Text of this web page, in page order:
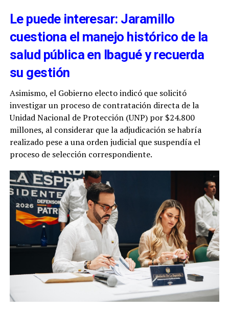
Le puede interesar: Jaramillo
cuestiona el manejo histórico de la
salud pública en Ibagué y recuerda
su gestión
Asimismo, el Gobierno electo indicó que solicitó
investigar un proceso de contratación directa de la
Unidad Nacional de Protección (UNP) por $24.800
millones, al considerar que la adjudicación se habría
realizado pese a una orden judicial que suspendía el
proceso de selección correspondiente.